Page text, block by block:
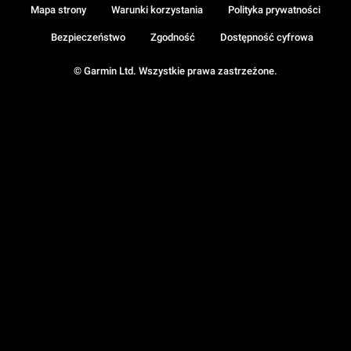
© Garmin Ltd. Wszystkie prawa zastrzeżone.
Mapa strony Warunki korzystania Polityka prywatności
Bezpieczeństwo Zgodność Dostępność cyfrowa